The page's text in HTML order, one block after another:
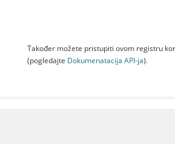
Također možete pristupiti ovom registru
(pogledajte Dokumenаtаcijа API-jа).